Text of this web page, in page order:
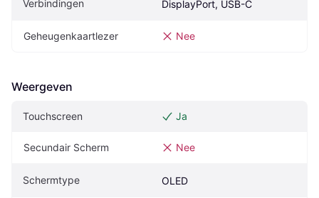
Verbindingen DisplayPort, USB-C
Geheugenkaartlezer Nee
Weergeven
Touchscreen Ja
Secundair Scherm Nee
Schermtype OLED